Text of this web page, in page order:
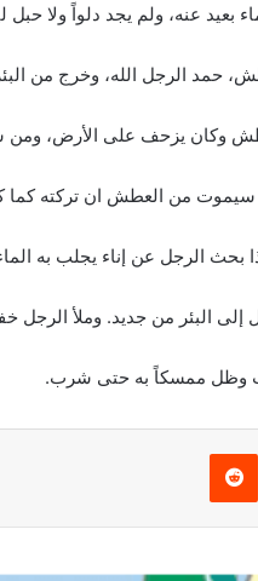
بعيد عنه، ولم يجد دلواً ولا
الرجل الله، وخرج من
وكان يزحف على الأرض،
من العطش ان تركته كما
بحث الرجل عن إناء يجلب به
البئر من جديد. وملأ
وظل ممسكاً به حتى شرب.